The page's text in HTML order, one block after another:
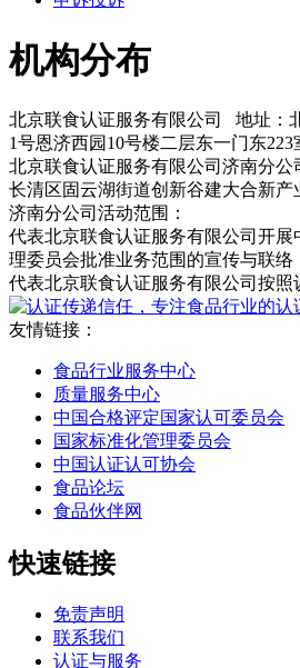
机构分布
北京联食认证服务有限公司 地址：
1号恩济西园10号楼二层东一门东223
北京联食认证服务有限公司济南分
长清区固云湖街道创新谷建大合新产
济南分公司活动范围：
代表北京联食认证服务有限公司开
理委员会批准业务范围的宣传与联络
代表北京联食认证服务有限公司按照
友情链接：
食品行业服务中心
质量服务中心
中国合格评定国家认可委员会
国家标准化管理委员会
中国认证认可协会
食品论坛
食品伙伴网
快速链接
免责声明
联系我们
认证与服务